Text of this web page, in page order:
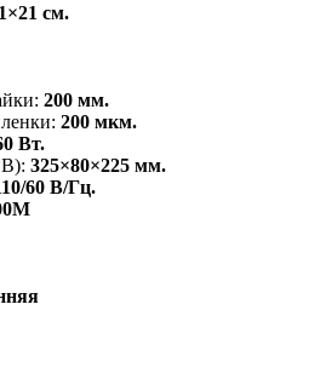
см.
200 мм.
200 мкм.
Вт.
325×80×225 мм.
60 В/Гц.